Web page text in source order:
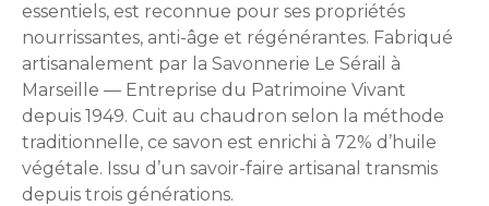
essentiels, est reconnue pour ses propriétés
nourrissantes, anti-âge et régénérantes. Fabriqué
artisanalement par la Savonnerie Le Sérail à
Marseille — Entreprise du Patrimoine Vivant
depuis 1949. Cuit au chaudron selon la méthode
traditionnelle, ce savon est enrichi à 72% d’huile
végétale. Issu d’un savoir-faire artisanal transmis
depuis trois générations.